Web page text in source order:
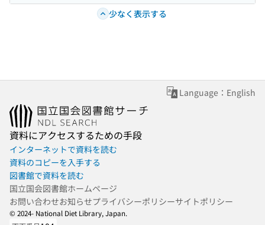
少なく表示する
Language：English
資料にアクセスするための手段
インターネットで資料を読む
資料のコピーを入手する
図書館で資料を読む
国立国会図書館ホームページ
お問い合わせお知らせプライバシーポリシーサイトポリシー
© 2024- National Diet Library, Japan.